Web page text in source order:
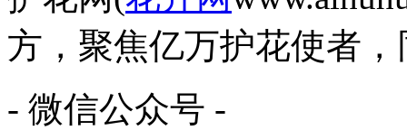
方，聚焦亿万护花使者
- 微信公众号 -